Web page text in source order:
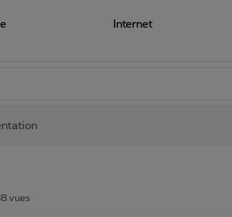
Internet
vues